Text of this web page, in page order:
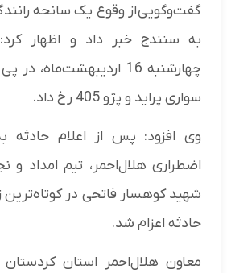
گفت‌وگویی از وقوع یک سانحه
به سنندج خبر داد و اظهار کرد:
چهارشنبه 16
سواری پراید و پژو 405 رخ داد.
وی افزود: پس از اعلام حادثه
اضطراری هلال‌احمر، تیم امداد و
شهید کوهسار فاتحی در
حادثه اعزام شد.
معاون هلال‌احمر استان کردستان